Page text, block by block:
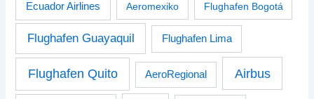
Ecuador Airlines Aeromexiko Flughafen Bogotá
Flughafen Guayaquil Flughafen Lima
Flughafen Quito AeroRegional Airbus